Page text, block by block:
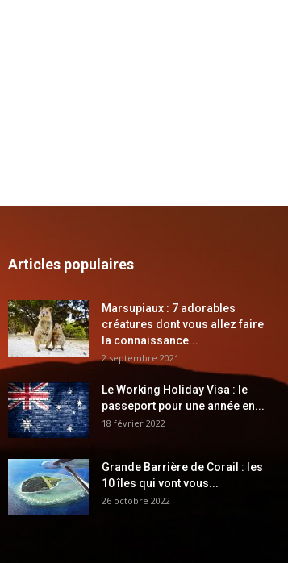
Articles populaires
Marsupiaux : 7 adorables
créatures dont vous allez faire
la connaissance...
2 septembre 2021
Le Working Holiday Visa : le
passeport pour une année en...
18 février 2022
Grande Barrière de Corail : les
10 îles qui vont vous...
26 octobre 2022